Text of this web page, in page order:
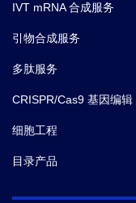
IVT mRNA 合成服务
引物合成服务
多肽服务
CRISPR/Cas9 基因编辑
细胞工程
目录产品